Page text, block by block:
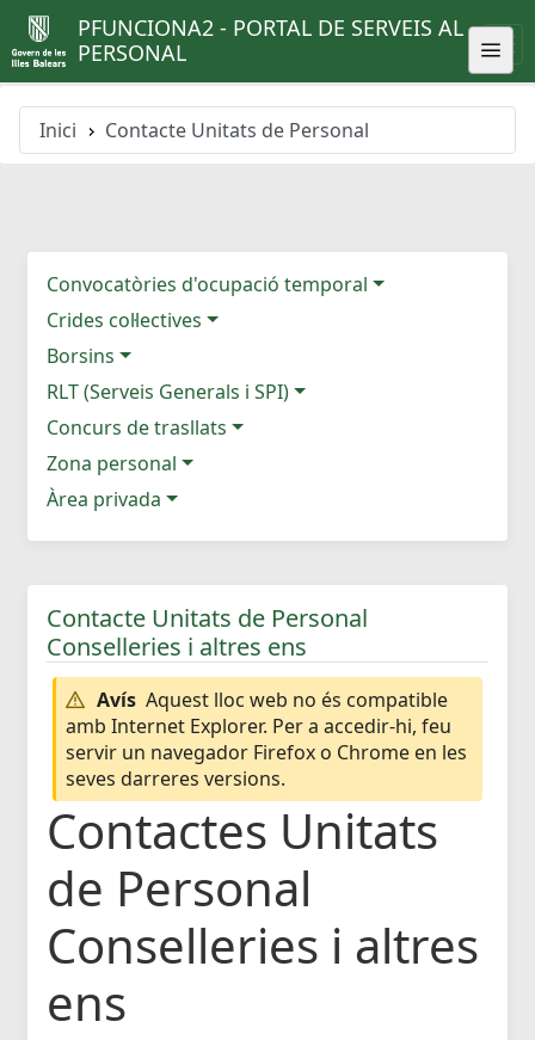
PFUNCIONA2 - PORTAL DE SERVEIS AL
PERSONAL
Inici Contacte Unitats de Personal
Convocatòries d'ocupació temporal
Crides col·lectives
Borsins
RLT (Serveis Generals i SPI)
Concurs de trasllats
Zona personal
Àrea privada
Contacte Unitats de Personal
Conselleries i altres ens
Avís Aquest lloc web no és compatible
amb Internet Explorer. Per a accedir-hi, feu
servir un navegador Firefox o Chrome en les
seves darreres versions.
Contactes Unitats
de Personal
Conselleries i altres
ens